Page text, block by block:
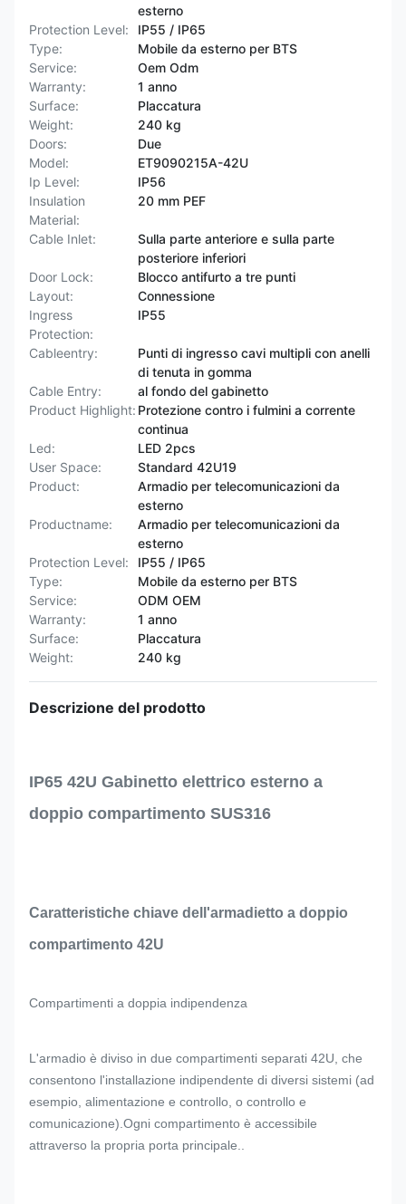
esterno
Protection Level:
IP55 / IP65
Type:
Mobile da esterno per BTS
Service:
Oem Odm
Warranty:
1 anno
Surface:
Placcatura
Weight:
240 kg
Doors:
Due
Model:
ET9090215A-42U
Ip Level:
IP56
Insulation
Material:
20 mm PEF
Cable Inlet:
Sulla parte anteriore e sulla parte
posteriore inferiori
Door Lock:
Blocco antifurto a tre punti
Layout:
Connessione
Ingress
Protection:
IP55
Cableentry:
Punti di ingresso cavi multipli con anelli
di tenuta in gomma
Cable Entry:
al fondo del gabinetto
Product Highlight: Protezione contro i fulmini a corrente
continua
Led:
LED 2pcs
User Space:
Standard 42U19
Product:
Armadio per telecomunicazioni da
esterno
Productname:
Armadio per telecomunicazioni da
esterno
Protection Level:
IP55 / IP65
Type:
Mobile da esterno per BTS
Service:
ODM OEM
Warranty:
1 anno
Surface:
Placcatura
Weight:
240 kg
Descrizione del prodotto
IP65 42U Gabinetto elettrico esterno a
doppio compartimento SUS316
Caratteristiche chiave dell'armadietto a doppio
compartimento 42U
Compartimenti a doppia indipendenza
L'armadio è diviso in due compartimenti separati 42U, che
consentono l'installazione indipendente di diversi sistemi (ad
esempio, alimentazione e controllo, o controllo e
comunicazione).Ogni compartimento è accessibile
attraverso la propria porta principale..